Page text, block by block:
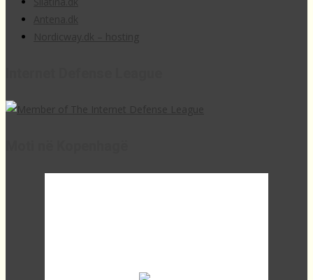
59 %